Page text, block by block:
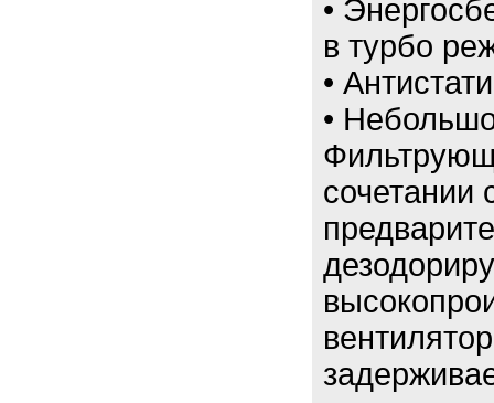
•
в турбо
•
•
сочетании